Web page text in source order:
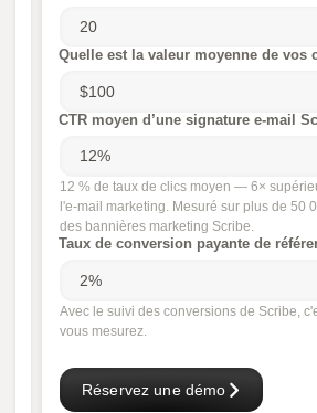
Quelle est la valeur moyenne de vos
CTR moyen d’une signature e-mail
12 % de taux de clics moyen — 6×
l'e-mail marketing. Mesuré sur plus de 50
des bannières marketing Scribe.
Taux de conversion payante de
Avec le suivi des conversions de Scribe,
vous mesurez.
Réservez une démo